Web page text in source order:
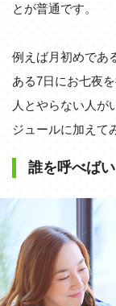
とが普通です。
例えば月初めであ
ある7日にお七夜
人とやらない人が
ジュールに加えて
誰を呼べば